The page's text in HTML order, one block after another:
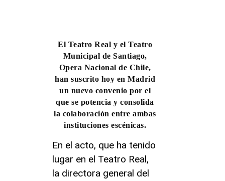
El Teatro Real y el Teatro
Municipal de Santiago,
Opera Nacional de Chile,
han suscrito hoy en Madrid
un nuevo convenio por el
que se potencia y consolida
la colaboración entre ambas
instituciones escénicas.
En el acto, que ha tenido
lugar en el Teatro Real,
la directora general del